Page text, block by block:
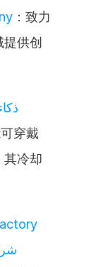
：致力
供创
穿戴
其冷却